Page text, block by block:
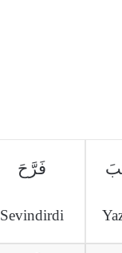
فَرَّحَ
Sevindirdi